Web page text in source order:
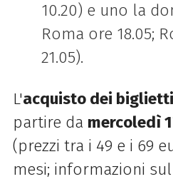
10.20) e uno la
Roma ore 18.05;
21.05).
L'acquisto dei biglietti
partire da mercoledì
(prezzi tra i 49 e i 69
mesi; informazioni